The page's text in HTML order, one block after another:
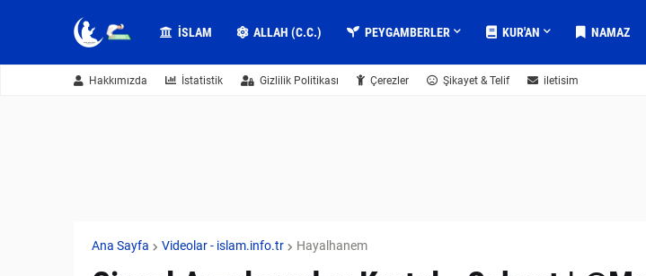
İSLAM ALLAH (C.C.) PEYGAMBERLER KUR'AN NAMAZ
Hakkımızda İstatistik Gizlilik Politikası Çerezler Şikayet & Telif iletisim
Ana Sayfa Videolar - islam.info.tr Hayalhanem